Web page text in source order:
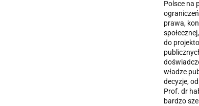
Polsce na
prawa,
do
władze
decyzje,
Prof. dr
bardzo